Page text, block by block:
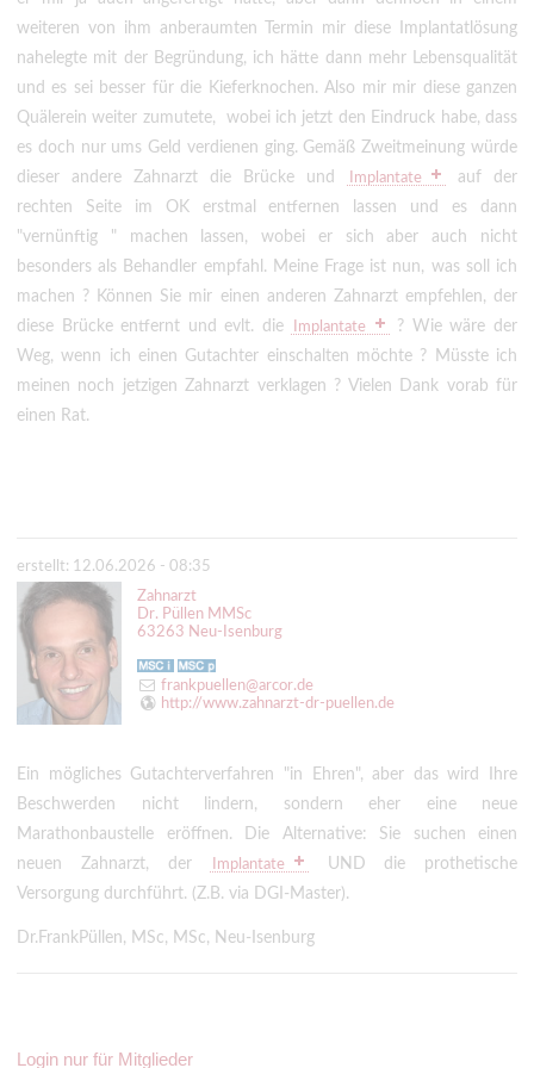
weiteren von ihm anberaumten Termin mir diese Implantatlösung
nahelegte mit der Begründung, ich hätte dann mehr Lebensqualität
und es sei besser für die Kieferknochen. Also mir mir diese ganzen
Quälerein weiter zumutete, wobei ich jetzt den Eindruck habe, dass
es doch nur ums Geld verdienen ging. Gemäß Zweitmeinung würde
dieser andere Zahnarzt die Brücke und
Implantate
auf der
rechten Seite im OK erstmal entfernen lassen und es dann
"vernünftig " machen lassen, wobei er sich aber auch nicht
besonders als Behandler empfahl. Meine Frage ist nun, was soll ich
machen ? Können Sie mir einen anderen Zahnarzt empfehlen, der
diese Brücke entfernt und evlt. die
Implantate
? Wie wäre der
Weg, wenn ich einen Gutachter einschalten möchte ? Müsste ich
meinen noch jetzigen Zahnarzt verklagen ? Vielen Dank vorab für
einen Rat.
erstellt: 12.06.2026 - 08:35
Zahnarzt
Dr. Püllen MMSc
63263 Neu-Isenburg
frankpuellen@arcor.de
http://www.zahnarzt-dr-puellen.de
Ein mögliches Gutachterverfahren "in Ehren", aber das wird Ihre
Beschwerden nicht lindern, sondern eher eine neue
Marathonbaustelle eröffnen. Die Alternative: Sie suchen einen
neuen Zahnarzt, der
Implantate
UND die prothetische
Versorgung durchführt. (Z.B. via DGI-Master).
Dr.FrankPüllen, MSc, MSc, Neu-Isenburg
Login nur für Mitglieder